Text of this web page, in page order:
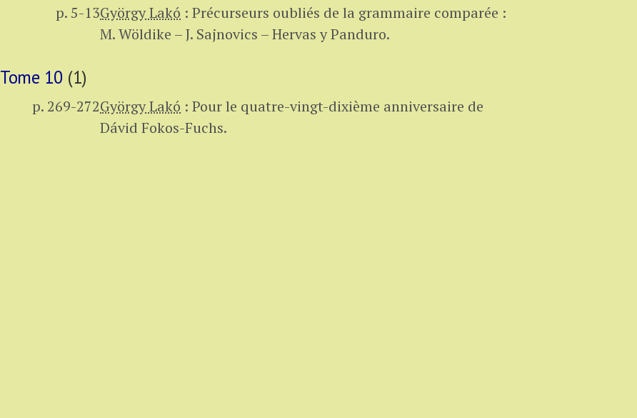
p. 5-13György Lakó : Précurseurs oubliés de la grammaire comparée :
M. Wöldike – J. Sajnovics – Hervas y Panduro.
Tome 10 (1)
p. 269-272György Lakó : Pour le quatre-vingt-dixième anniversaire de
Dávid Fokos-Fuchs.